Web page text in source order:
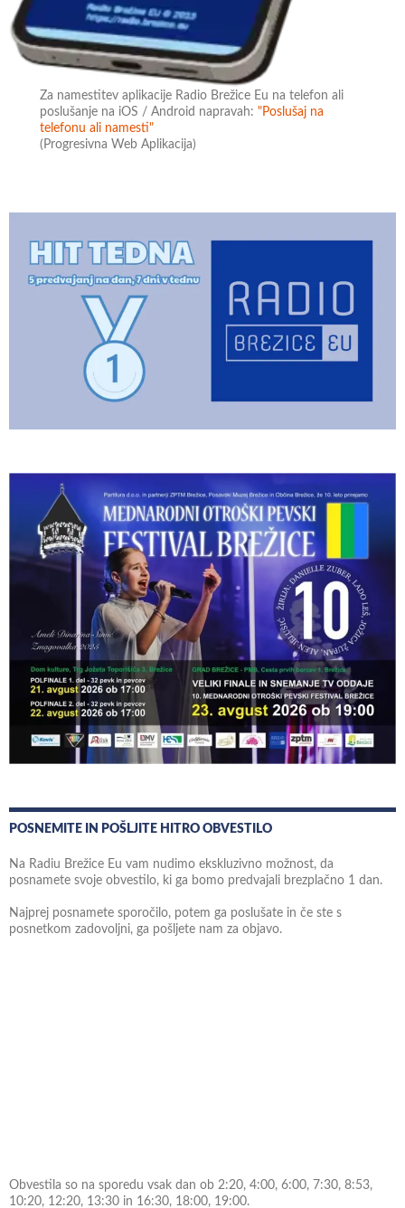
Za namestitev aplikacije Radio Brežice Eu na telefon ali
poslušanje na iOS / Android napravah:"Poslušaj na
telefonu ali namesti"
(Progresivna Web Aplikacija)
POSNEMITE IN POŠLJITE HITRO OBVESTILO
Na Radiu Brežice Eu vam nudimo ekskluzivno možnost, da
posnamete svoje obvestilo, ki ga bomo predvajali brezplačno 1 dan.
Najprej posnamete sporočilo, potem ga poslušate in če ste s
posnetkom zadovoljni, ga pošljete nam za objavo.
Obvestila so na sporedu vsak dan ob 2:20, 4:00, 6:00, 7:30, 8:53,
10:20, 12:20, 13:30 in 16:30, 18:00, 19:00.